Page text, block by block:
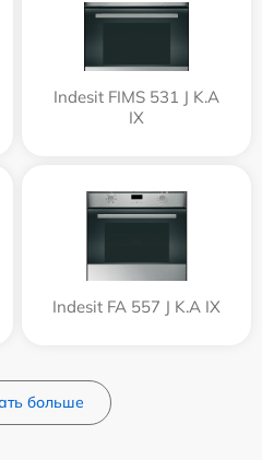
Indesit FIMS 531 J K.A
IX
Indesit FA 557 J K.A IX
больше